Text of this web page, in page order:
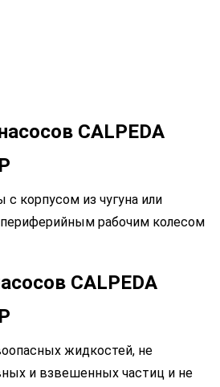
CALPEDA
корпусом из чугуна или
периферийным рабочим колесом
CALPEDA
жидкостей, не
и взвешенных частиц и не